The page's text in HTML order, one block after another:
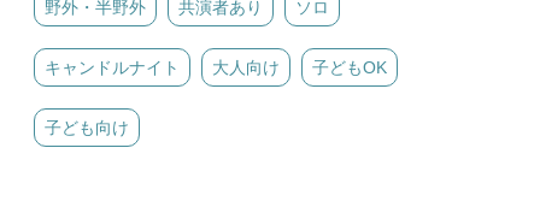
野外・半野外 共演者あり ソロ
キャンドルナイト 大人向け 子どもOK
子ども向け